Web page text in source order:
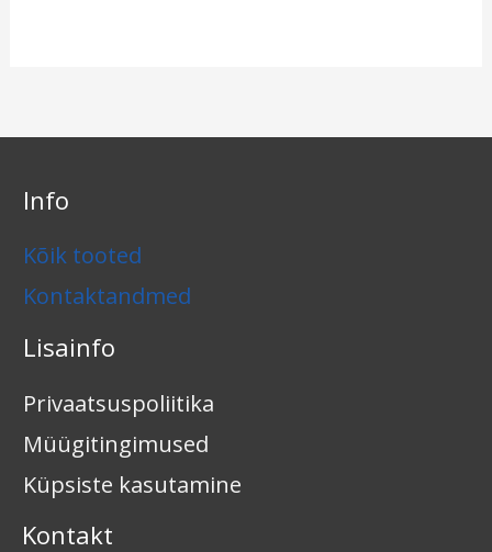
Info
Kõik tooted
Kontaktandmed
Lisainfo
Privaatsuspoliitika
Müügitingimused
Küpsiste kasutamine
Kontakt